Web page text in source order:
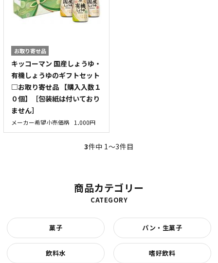
お取り寄せ品
キッコーマン 国産しょうゆ・
有機しょうゆのギフトセット
□お取り寄せ品 【購入入数１
０個】［包装紙は付いており
ません］
メーカー希望小売価格 1,000円
3件中 1〜3件目
商品カテゴリー
CATEGORY
菓子 パン・生菓子
飲料水 嗜好飲料